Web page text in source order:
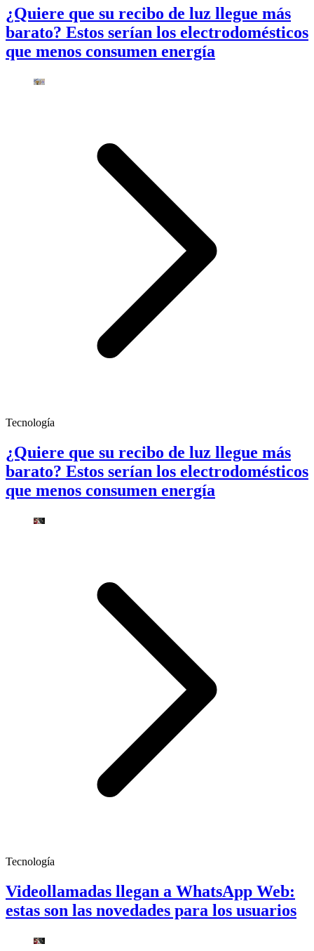
¿Quiere que su recibo de luz llegue más
barato? Estos serían los electrodomésticos
que menos consumen energía
Tecnología
¿Quiere que su recibo de luz llegue más
barato? Estos serían los electrodomésticos
que menos consumen energía
Tecnología
Videollamadas llegan a WhatsApp Web:
estas son las novedades para los usuarios